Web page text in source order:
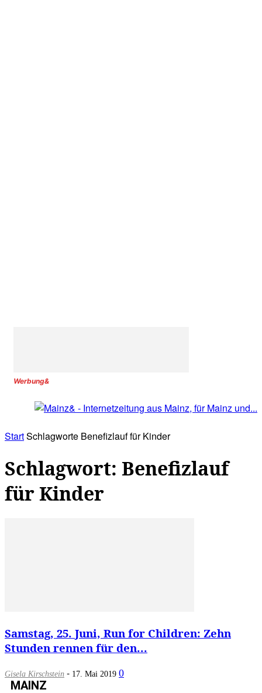
Werbung&
StartSchlagworte Benefizlauf für Kinder
Schlagwort: Benefizlauf
für Kinder
Samstag, 25. Juni, Run for Children: Zehn
Stunden rennen für den...
Gisela Kirschstein - 17. Mai 2019 0
MAINZ